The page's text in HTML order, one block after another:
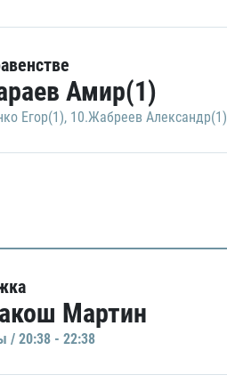
Амир(1)
Егор(1), 10.Жабреев Александр(1)
Мартин
/ 20:38 - 22:38